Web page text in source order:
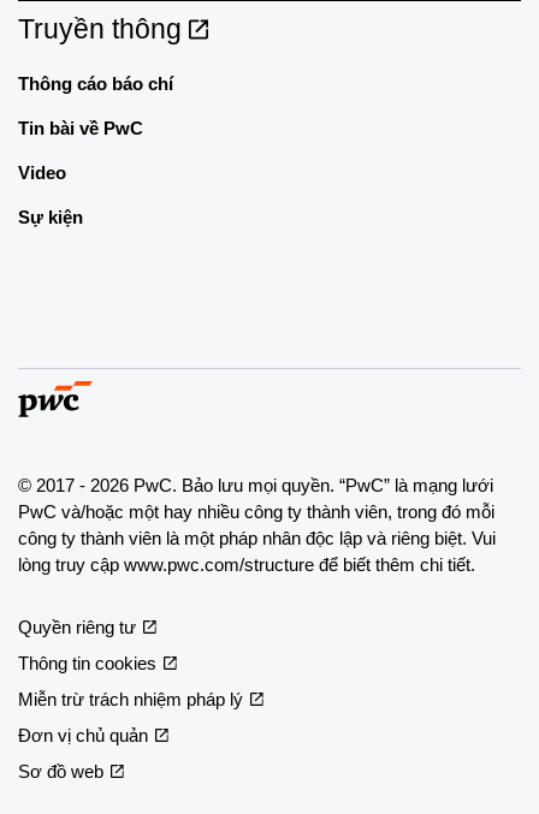
Truyền thông
Thông cáo báo chí
Tin bài về PwC
Video
Sự kiện
© 2017 - 2026 PwC. Bảo lưu mọi quyền. “PwC” là mạng lưới
PwC và/hoặc một hay nhiều công ty thành viên, trong đó mỗi
công ty thành viên là một pháp nhân độc lập và riêng biệt. Vui
lòng truy cập www.pwc.com/structure để biết thêm chi tiết.
Quyền riêng tư
Thông tin cookies
Miễn trừ trách nhiệm pháp lý
Đơn vị chủ quản
Sơ đồ web